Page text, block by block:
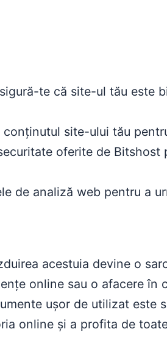
te că site-ul tău este
site-ului tău
oferite de
de analiză web pentru a
acestuia devine o
online sau o afacere
ușor de utilizat este
online și a profita de